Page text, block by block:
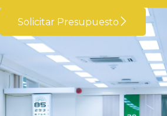
Solicitar Presupuesto